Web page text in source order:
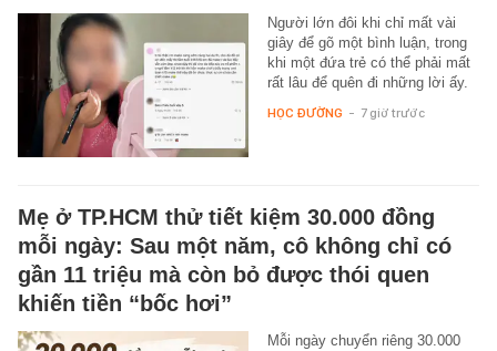
Người lớn đôi khi chỉ mất vài
giây để gõ một bình luận, trong
khi một đứa trẻ có thể phải mất
rất lâu để quên đi những lời ấy.
HỌC ĐƯỜNG - 7 giờ trước
Mẹ ở TP.HCM thử tiết kiệm 30.000 đồng
mỗi ngày: Sau một năm, cô không chỉ có
gần 11 triệu mà còn bỏ được thói quen
khiến tiền “bốc hơi”
Mỗi ngày chuyển riêng 30.000